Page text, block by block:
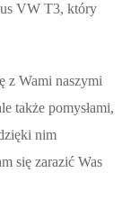
VW T3, który
z Wami naszymi
także pomysłami,
nim
się zarazić Was